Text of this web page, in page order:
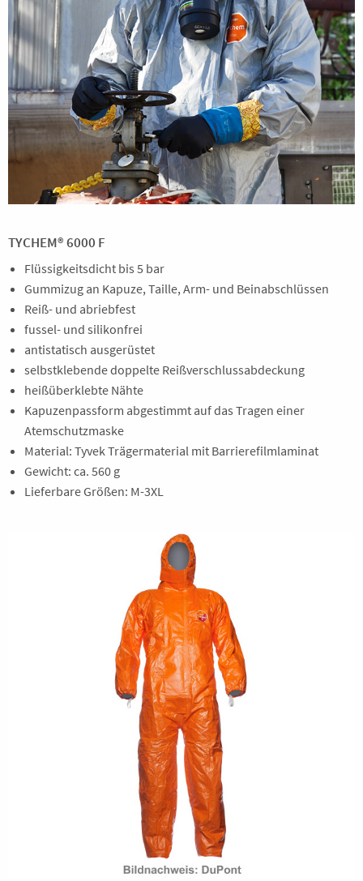
TYCHEM® 6000 F
Flüssigkeitsdicht bis 5 bar
Gummizug an Kapuze, Taille, Arm- und Beinabschlüssen
Reiß- und abriebfest
fussel- und silikonfrei
antistatisch ausgerüstet
selbstklebende doppelte Reißverschlussabdeckung
heißüberklebte Nähte
Kapuzenpassform abgestimmt auf das Tragen einer
Atemschutzmaske
Material: Tyvek Trägermaterial mit Barrierefilmlaminat
Gewicht: ca. 560 g
Lieferbare Größen: M-3XL